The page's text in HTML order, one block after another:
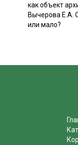
как объект
Вычерова Е.А.
или мало?